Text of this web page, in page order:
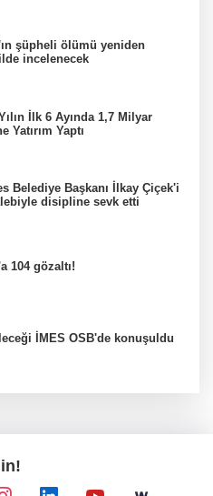
şüpheli ölümü yeniden
incelenecek
İlk 6 Ayında 1,7 Milyar
Yatırım Yaptı
Belediye Başkanı İlkay Çiçek'i
disipline sevk etti
104 gözaltı!
İMES OSB'de konuşuldu
Arabistan ve Pakistan ortak